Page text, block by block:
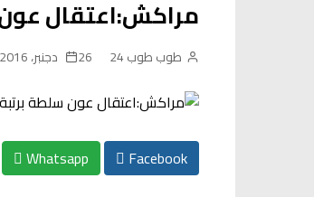
مراكش:اعتقال
طوب طوب 24 26 دجنبر، 2016
Facebook
Whatsapp